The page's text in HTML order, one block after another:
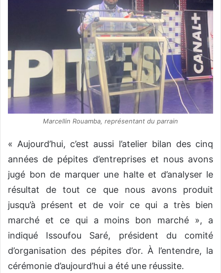
Marcellin Rouamba, représentant du parrain
« Aujourd’hui, c’est aussi l’atelier bilan des cinq
années de pépites d’entreprises et nous avons
jugé bon de marquer une halte et d’analyser le
résultat de tout ce que nous avons produit
jusqu’à présent et de voir ce qui a très bien
marché et ce qui a moins bon marché », a
indiqué Issoufou Saré, président du comité
d’organisation des pépites d’or. À l’entendre, la
cérémonie d’aujourd’hui a été une réussite.